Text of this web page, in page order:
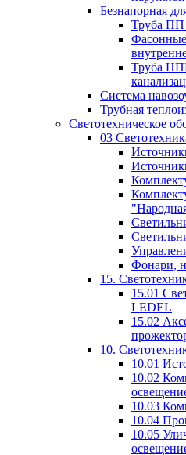
Безнапорная
Труба ПП
Труба
Система
Трубная
Светотехническое
03
Фонари,
15.
15.01
LEDEL
15.02
10.
10.01
10.02
10.03
10.04
10.05